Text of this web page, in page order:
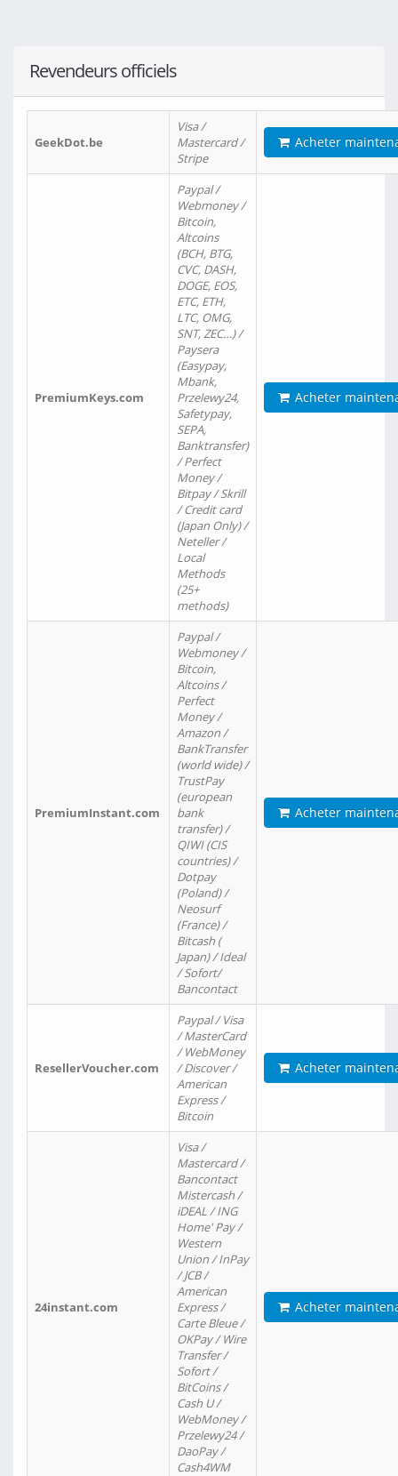
Revendeurs officiels
GeekDot.be
Visa /
Mastercard /
Stripe
Acheter
PremiumKeys.com
Paypal /
Webmoney /
Bitcoin,
Altcoins
(BCH, BTG,
CVC, DASH,
DOGE, EOS,
ETC, ETH,
LTC, OMG,
SNT, ZEC…) /
Paysera
(Easypay,
Mbank,
Przelewy24,
Safetypay,
SEPA,
Banktransfer)
/ Perfect
Money /
Bitpay / Skrill
/ Credit card
(Japan Only) /
Neteller /
Local
Methods
(25+
methods)
Acheter
PremiumInstant.com
Paypal /
Webmoney /
Bitcoin,
Altcoins /
Perfect
Money /
Amazon /
BankTransfer
(world wide) /
TrustPay
(european
bank
transfer) /
QIWI (CIS
countries) /
Dotpay
(Poland) /
Neosurf
(France) /
Bitcash (
Japan) / Ideal
/ Sofort/
Bancontact
Acheter
ResellerVoucher.com
Paypal / Visa
/ MasterCard
/ WebMoney
/ Discover /
American
Express /
Bitcoin
Acheter
24instant.com
Visa /
Mastercard /
Bancontact
Mistercash /
iDEAL / ING
Home' Pay /
Western
Union / InPay
/ JCB /
American
Express /
Carte Bleue /
OKPay / Wire
Transfer /
Sofort /
BitCoins /
Cash U /
WebMoney /
Przelewy24 /
DaoPay /
Cash4WM
Acheter